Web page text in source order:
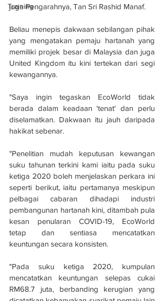
Training
juga Pengarahnya, Tan Sri Rashid Manaf.
Beliau menepis dakwaan sebilangan pihak
yang mengatakan pemaju hartanah yang
memiliki projek besar di Malaysia dan juga
United Kingdom itu kini tertekan dari segi
kewangannya.
"Saya ingin tegaskan EcoWorld tidak
berada dalam keadaan 'tenat' dan perlu
diselamatkan. Dakwaan itu jauh daripada
hakikat sebenar.
"Penelitian mudah keputusan kewangan
suku tahunan terkini kami iaitu pada suku
ketiga 2020 boleh menjelaskan perkara ini
seperti berikut, iaitu pertamanya meskipun
pelbagai cabaran dihadapi industri
pembangunan hartanah kini, ditambah pula
kesan penularan COVID-19, EcoWorld
tetap dan sentiasa mencatatkan
keuntungan secara konsisten.
"Pada suku ketiga 2020, kumpulan
mencatatkan keuntungan selepas cukai
RM68.7 juta, berbanding kerugian yang